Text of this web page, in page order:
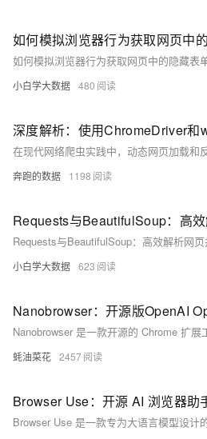
如何模拟浏览器行为获取网页中
如何模拟浏览器行为获取网页中的隐藏表
小白学大数据 480
奔跑的数据 1198
Requests与BeautifulSoup：高
Requests与BeautifulSoup：高效解析网
小白学大数据 623
蚝油菜花 2457